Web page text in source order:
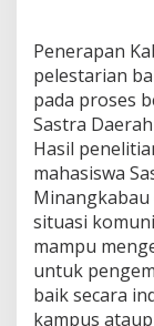
Penerapan
pelestarian
pada proses
Sastra
Hasil
mahasiswa
Minangkabau
situasi
mampu
untuk
baik secara
kampus